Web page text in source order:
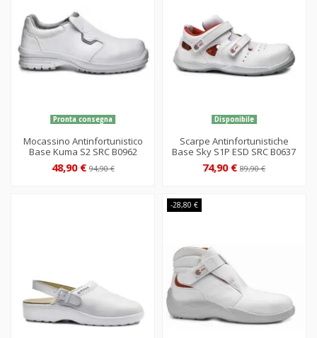
Pronta consegna
Mocassino Antinfortunistico
Base Kuma S2 SRC B0962
48,90 €94,90 €
Disponibile
Scarpe Antinfortunistiche
Base Sky S1P ESD SRC B0637
74,90 €89,90 €
-28,80 €